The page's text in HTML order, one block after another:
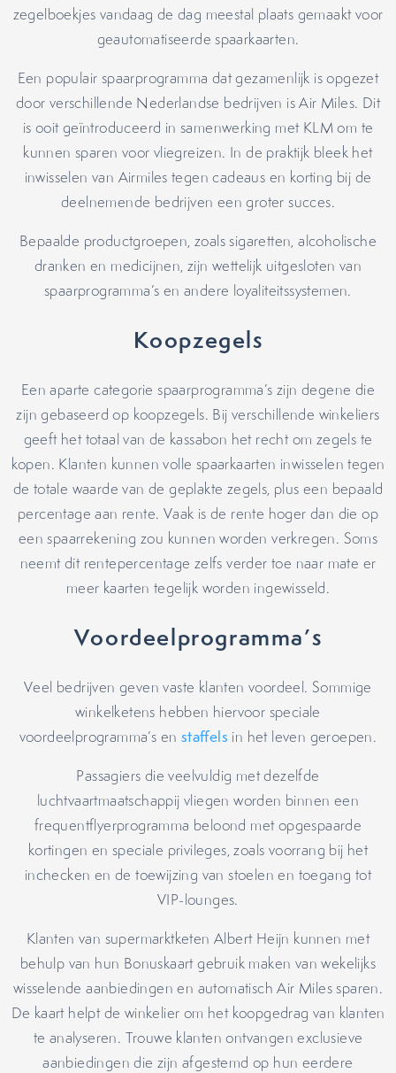
zegelboekjes vandaag de dag meestal plaats gemaakt voor
geautomatiseerde spaarkaarten.
Een populair spaarprogramma dat gezamenlijk is opgezet
door verschillende Nederlandse bedrijven is Air Miles. Dit
is ooit geïntroduceerd in samenwerking met KLM om te
kunnen sparen voor vliegreizen. In de praktijk bleek het
inwisselen van Airmiles tegen cadeaus en korting bij de
deelnemende bedrijven een groter succes.
Bepaalde productgroepen, zoals sigaretten, alcoholische
dranken en medicijnen, zijn wettelijk uitgesloten van
spaarprogramma’s en andere loyaliteitssystemen.
Koopzegels
Een aparte categorie spaarprogramma’s zijn degene die
zijn gebaseerd op koopzegels. Bij verschillende winkeliers
geeft het totaal van de kassabon het recht om zegels te
kopen. Klanten kunnen volle spaarkaarten inwisselen tegen
de totale waarde van de geplakte zegels, plus een bepaald
percentage aan rente. Vaak is de rente hoger dan die op
een spaarrekening zou kunnen worden verkregen. Soms
neemt dit rentepercentage zelfs verder toe naar mate er
meer kaarten tegelijk worden ingewisseld.
Voordeelprogramma’s
Veel bedrijven geven vaste klanten voordeel. Sommige
winkelketens hebben hiervoor speciale
voordeelprogramma’s en staffels in het leven geroepen.
Passagiers die veelvuldig met dezelfde
luchtvaartmaatschappij vliegen worden binnen een
frequentflyerprogramma beloond met opgespaarde
kortingen en speciale privileges, zoals voorrang bij het
inchecken en de toewijzing van stoelen en toegang tot
VIP-lounges.
Klanten van supermarktketen Albert Heijn kunnen met
behulp van hun Bonuskaart gebruik maken van wekelijks
wisselende aanbiedingen en automatisch Air Miles sparen.
De kaart helpt de winkelier om het koopgedrag van klanten
te analyseren. Trouwe klanten ontvangen exclusieve
aanbiedingen die zijn afgestemd op hun eerdere